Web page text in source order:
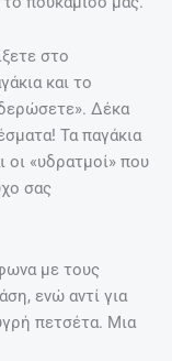
στο
και το
Δέκα
Τα παγάκια
οι «υδρατμοί» που
σας
με τους
ενώ αντί για
πετσέτα. Μια